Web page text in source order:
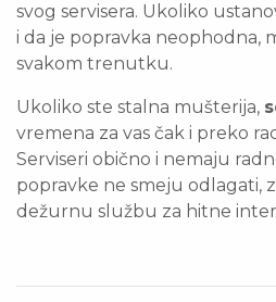
svog servisera. Ukoliko
i da je popravka neophodna,
svakom trenutku.
Ukoliko ste stalna mušterija,
vremena za vas čak i preko
Serviseri obično i nemaju
popravke ne smeju odlagati,
dežurnu službu za hitne